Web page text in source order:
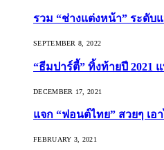
รวม “ช่างแต่งหน้า” ระดับ
SEPTEMBER 8, 2022
“ธีมปาร์ตี้” ทิ้งท้ายปี 2021
DECEMBER 17, 2021
แจก “ฟอนต์ไทย” สวยๆ เอ
FEBRUARY 3, 2021